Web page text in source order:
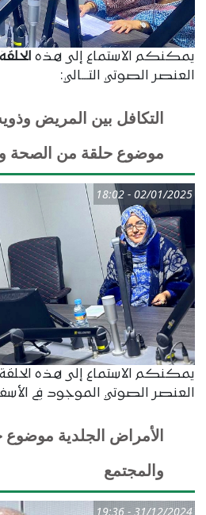
يمكنكم الاستماع إلى هذه
العنصر الصوتي التـــالي:
التكافل بين المريض
موضوع حلقة من الصحة
02/01/2025 - 18:02
يمكنكم الاستماع إلى هذه الحلقة
العنصر الصوتي الموجود في
الأمراض الجلدية
والمجتمع
31/12/2024 - 19:36